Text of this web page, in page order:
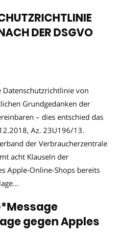
DER DSGVO
von
Grundgedanken der
– dies entschied das
Az. 23U196/13.
der Verbraucherzentrale
acht Klauseln der
Apple-Online-Shops bereits
gegen Apples